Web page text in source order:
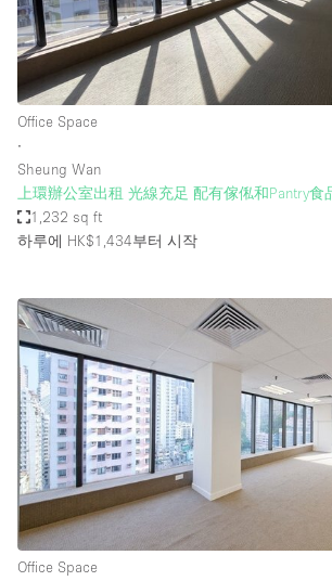
Office Space
∙
Sheung Wan
上環辦公室出租 光線充足 配有傢俬和Pantry食
1,232 sq ft
하루에 HK$1,434부터 시작
Office Space